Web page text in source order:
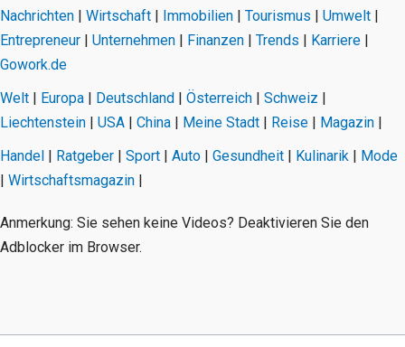
Nachrichten Wirtschaft Immobilien Tourismus Umwelt
Entrepreneur
Unternehmen Finanzen Trends Karriere
Gowork.de
Welt
Europa Deutschland Österreich Schweiz
Liechtenstein
USA China Meine Stadt Reise Magazin
Handel
Ratgeber Sport Auto Gesundheit Kulinarik
Mode
Wirtschaftsmagazin
Anmerkung: Sie sehen keine Videos? Deaktivieren Sie den
Adblocker im Browser.